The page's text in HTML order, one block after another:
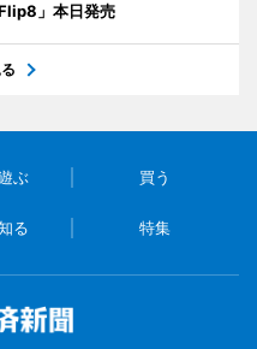
」本日発売
ぶ 買う
る 特集